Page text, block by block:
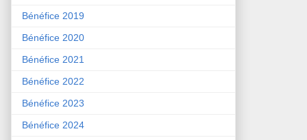
Bénéfice 2019
Bénéfice 2020
Bénéfice 2021
Bénéfice 2022
Bénéfice 2023
Bénéfice 2024